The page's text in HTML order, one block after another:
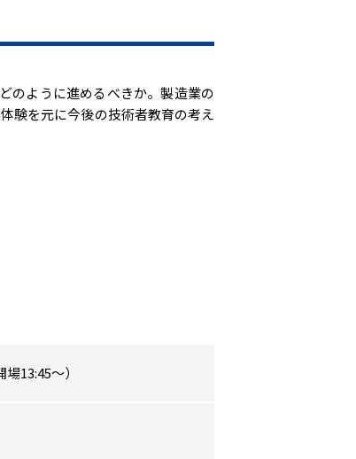
のように進めるべきか。製造業の
験を元に今後の技術者教育の考え
13:45～）